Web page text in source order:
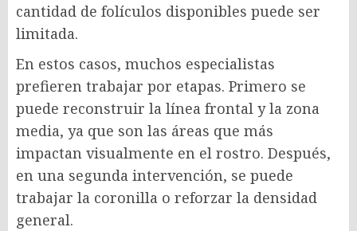
cantidad de folículos disponibles puede ser
limitada.
En estos casos, muchos especialistas
prefieren trabajar por etapas. Primero se
puede reconstruir la línea frontal y la zona
media, ya que son las áreas que más
impactan visualmente en el rostro. Después,
en una segunda intervención, se puede
trabajar la coronilla o reforzar la densidad
general.